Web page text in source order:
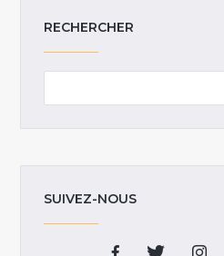
RECHERCHER
SUIVEZ-NOUS